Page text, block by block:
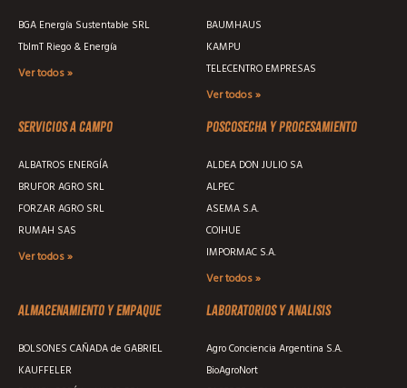
BGA Energía Sustentable SRL
TblmT Riego & Energía
Ver todos »
BAUMHAUS
KAMPU
TELECENTRO EMPRESAS
Ver todos »
Servicios a campo
ALBATROS ENERGÍA
BRUFOR AGRO SRL
FORZAR AGRO SRL
RUMAH SAS
Ver todos »
Poscosecha y procesamiento
ALDEA DON JULIO SA
ALPEC
ASEMA S.A.
COIHUE
IMPORMAC S.A.
Ver todos »
Almacenamiento y empaque
BOLSONES CAÑADA de GABRIEL
KAUFFELER
Laboratorios y analisis
Agro Conciencia Argentina S.A.
BioAgroNort